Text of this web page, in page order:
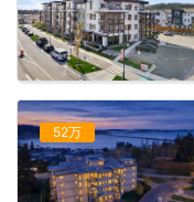
52万